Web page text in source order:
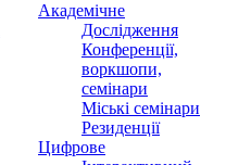
Академічне
Дослідження
Конференції,
воркшопи,
семінари
Міські семінари
Резиденції
Цифрове